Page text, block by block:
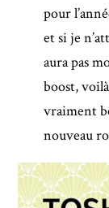
pour
et si je
aura pas
boost,
vraiment
nouveau